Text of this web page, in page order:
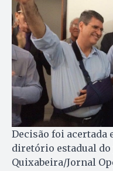
Decisão foi acertada
diretório estadual
Quixabeira/Jornal